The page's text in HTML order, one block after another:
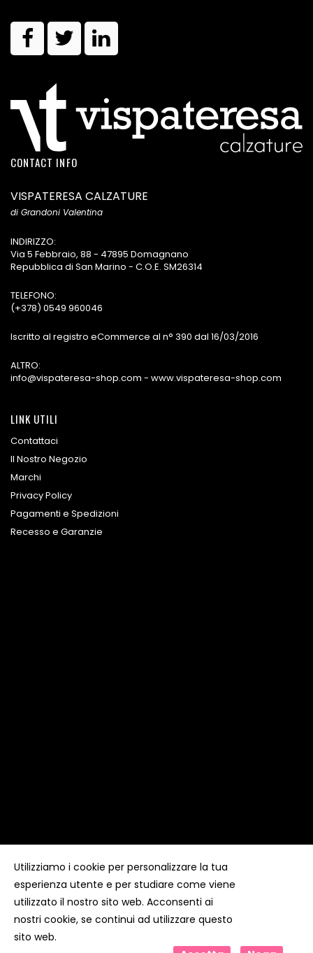
CONTACT INFO
VISPATERESA CALZATURE
di Grandoni Valentina
INDIRIZZO:
Via 5 Febbraio, 88 - 47895 Domagnano
Repubblica di San Marino - C.O.E. SM26314
TELEFONO:
(+378) 0549 960046
Iscritto al registro eCommerce al n° 390 dal 16/03/2016
ALTRO:
info@vispateresa-shop.com - www.vispateresa-shop.com
LINK UTILI
Contattaci
Il Nostro Negozio
Marchi
Privacy Policy
Pagamenti e Spedizioni
Recesso e Garanzie
Copyright ©Kyuubi Cloud SolutionbySTUDIO
diritti riservati
Utilizziamo i cookie per personalizzare la tua
esperienza utente e per studiare come viene
utilizzato il nostro sito web. Acconsenti ai
nostri cookie, se continui ad utilizzare questo
sito web.